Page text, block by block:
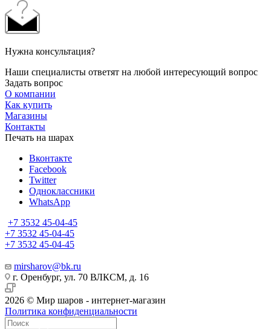
Нужна консультация?
Наши специалисты ответят на любой интересующий вопрос
Задать вопрос
О компании
Как купить
Магазины
Контакты
Печать на шарах
Вконтакте
Facebook
Twitter
Одноклассники
WhatsApp
+7 3532 45-04-45
+7 3532 45-04-45
+7 3532 45-04-45
mirsharov@bk.ru
г. Оренбург, ул. 70 ВЛКСМ, д. 16
2026 © Мир шаров - интернет-магазин
Политика конфиденциальности